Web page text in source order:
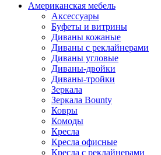
Американская мебель
Аксессуары
Буфеты и витрины
Диваны кожаные
Диваны с реклайнерами
Диваны угловые
Диваны-двойки
Диваны-тройки
Зеркала
Зеркала Bounty
Ковры
Комоды
Кресла
Кресла офисные
Кресла с реклайнерами